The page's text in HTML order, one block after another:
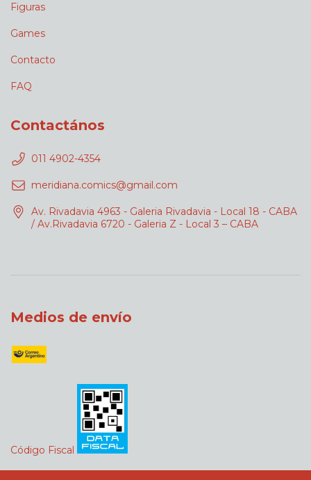
Figuras
Games
Contacto
FAQ
Contactános
011 4902-4354
meridiana.comics@gmail.com
Av. Rivadavia 4963 - Galeria Rivadavia - Local 18 - CABA
/ Av.Rivadavia 6720 - Galeria Z - Local 3 – CABA
Medios de envío
Código Fiscal